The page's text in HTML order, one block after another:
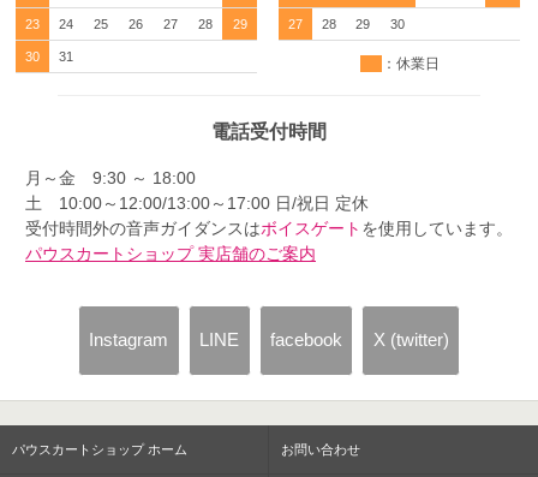
23 24 25 26 27 28 29
30 31
27 28 29 30
：休業日
電話受付時間
月～金 9:30 ～ 18:00
土 10:00～12:00/13:00～17:00 日/祝日 定休
受付時間外の音声ガイダンスはボイスゲート を使用しています。
パウスカートショップ 実店舗のご案内
Instagram LINE facebook X (twitter)
パウスカートショップ ホーム お問い合わせ